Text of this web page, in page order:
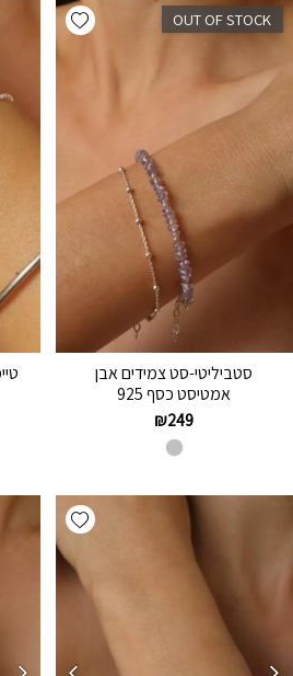
Add wishlist OUT OF STOCK
סטביליטי-סט צמידים אבן
אמטיסט כסף 925
₪249
Add wishlist